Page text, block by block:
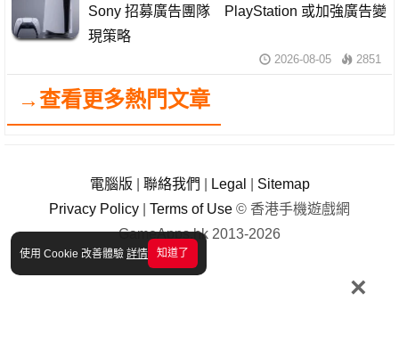
使用 Cookie 改善體驗 詳情 知道了
×
Sony 招募廣告團隊 PlayStation 或加強廣告變
現策略
2026-08-05 2851
→查看更多熱門文章
電腦版 聯絡我們 Legal
Sitemap
Privacy Policy
Terms of Use © 香港手機遊戲網
GameApps.hk 2013-2026